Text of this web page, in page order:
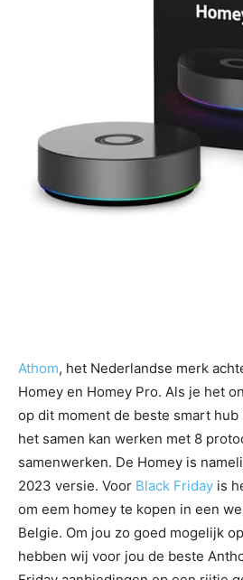
Athom, het Nederlandse merk
Homey en Homey Pro. Als je het
op dit moment de beste smart
het samen kan werken met 8
samenwerken. De Homey is
2023 versie. Voor Black Friday is
om eem homey te kopen in een
Belgie. Om jou zo goed mogelijk
hebben wij voor jou de beste